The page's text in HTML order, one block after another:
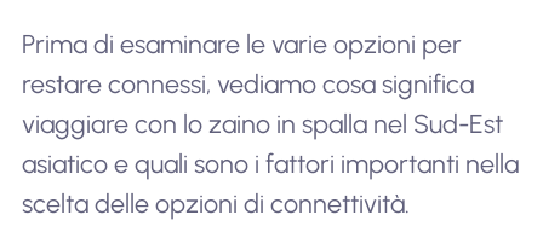
Prima di esaminare le varie opzioni per
restare connessi, vediamo cosa significa
viaggiare con lo zaino in spalla nel Sud-Est
asiatico e quali sono i fattori importanti nella
scelta delle opzioni di connettività.